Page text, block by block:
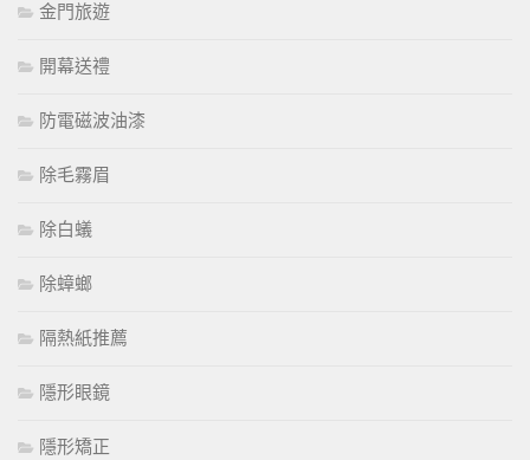
金門旅遊
開幕送禮
防電磁波油漆
除毛霧眉
除白蟻
除蟑螂
隔熱紙推薦
隱形眼鏡
隱形矯正